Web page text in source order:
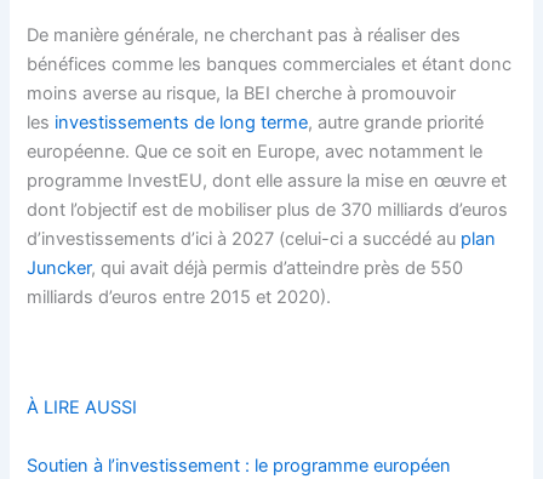
De manière générale, ne cherchant pas à réaliser des
bénéfices comme les banques commerciales et étant donc
moins averse au risque, la BEI cherche à promouvoir
les investissements de long terme, autre grande priorité
européenne. Que ce soit en Europe, avec notamment le
programme InvestEU, dont elle assure la mise en œuvre et
dont l’objectif est de mobiliser plus de 370 milliards d’euros
d’investissements d’ici à 2027 (celui-ci a succédé au plan
Juncker, qui avait déjà permis d’atteindre près de 550
milliards d’euros entre 2015 et 2020).
À LIRE AUSSI
Soutien à l’investissement : le programme européen